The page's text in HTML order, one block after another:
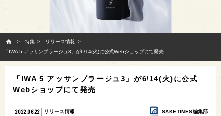
特集
リリース情報
「IWA 5 アッサンブラージュ3」が6/14(火)に公式Webショップにて発売
「IWA 5 アッサンブラージュ3」が6/14(火)に公式
Webショップにて発売
2022.06.22 リリース情報 SAKETIMES編集部